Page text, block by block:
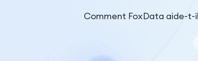
Comment FoxData aide-t-